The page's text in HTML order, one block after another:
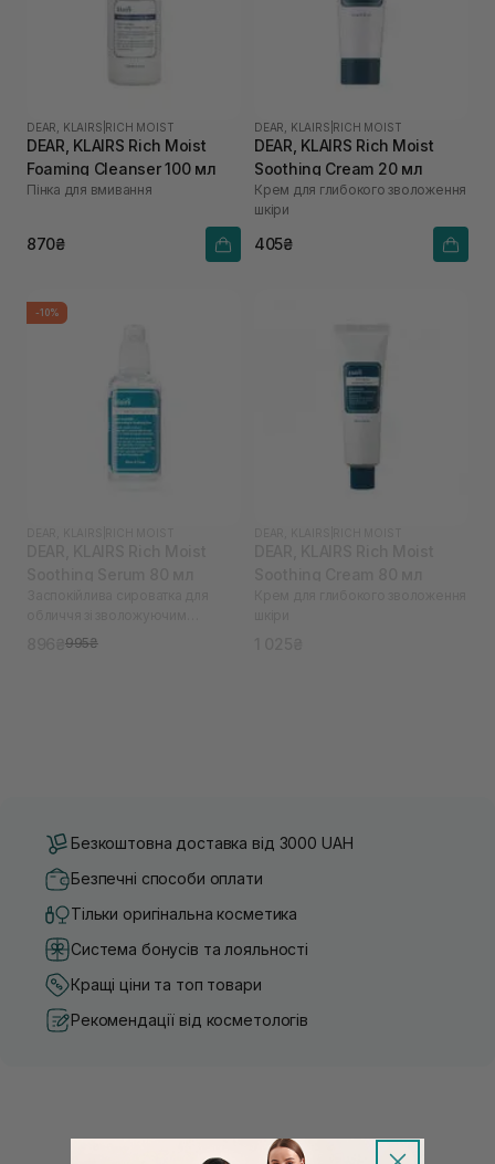
DEAR, KLAIRS RICH MOIST
DEAR, KLAIRS Rich Moist
Foaming Cleanser 100 мл
Пінка для вмивання
870₴
DEAR, KLAIRS RICH MOIST
DEAR, KLAIRS Rich Moist
Soothing Cream 20 мл
Крем для глибокого зволоження
шкіри
405₴
-10%
ефектом995₴
Безкоштовна доставка від 3000 UAH
Безпечні способи оплати
Тільки оригінальна косметика
Система бонусів та лояльності
Кращі ціни та топ товари
Рекомендації від косметологів